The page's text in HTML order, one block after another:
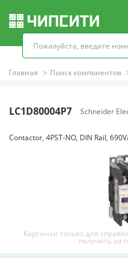
Главная Поиск компонентов
LC1D80004P7 Schneider
Contactor, 4PST-NO, DIN Rail,
Картинки только для
получить из